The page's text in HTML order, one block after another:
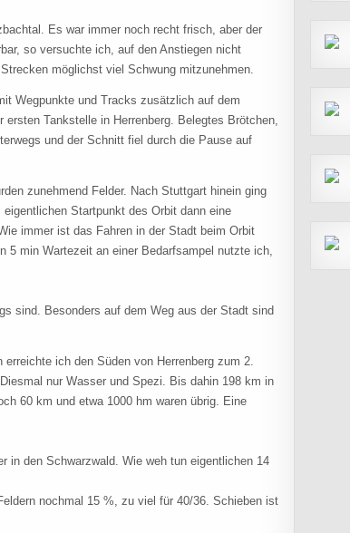
Es war immer noch recht frisch, aber der
so versuchte ich, auf den Anstiegen nicht
möglichst viel Schwung mitzunehmen.
Wegpunkte und Tracks zusätzlich auf dem
Tankstelle in Herrenberg. Belegtes Brötchen,
und der Schnitt fiel durch die Pause auf
zunehmend Felder. Nach Stuttgart hinein ging
Startpunkt des Orbit dann eine
immer ist das Fahren in der Stadt beim Orbit
5 min Wartezeit an einer Bedarfsampel nutzte ich,
sind. Besonders auf dem Weg aus der Stadt sind
ich den Süden von Herrenberg zum 2.
nur Wasser und Spezi. Bis dahin 198 km in
60 km und etwa 1000 hm waren übrig. Eine
in den Schwarzwald. Wie weh tun eigentlichen 14
nochmal 15 %, zu viel für 40/36. Schieben ist